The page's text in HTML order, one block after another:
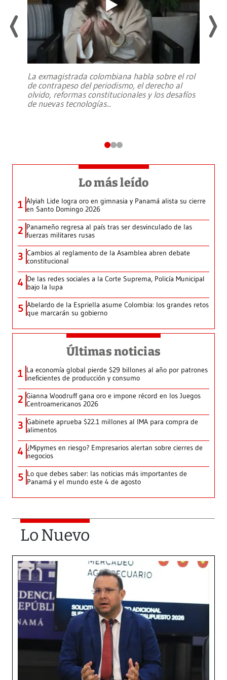
La exmagistrada colombiana habla sobre el rol
de contrapeso del periodismo, el derecho al
olvido, reformas constitucionales y los desafíos
de nuevas tecnologías...
Lo más leído
1 Alyiah Lide logra oro en gimnasia y Panamá alista su cierre
en Santo Domingo 2026
2 Panameño regresa al país tras ser desvinculado de las
fuerzas militares rusas
3 Cambios al reglamento de la Asamblea abren debate
constitucional
4 De las redes sociales a la Corte Suprema, Policía Municipal
bajo la lupa
5 Abelardo de la Espriella asume Colombia: los grandes retos
que marcarán su gobierno
Últimas noticias
1 La economía global pierde $29 billones al año por patrones
ineficientes de producción y consumo
2 Gianna Woodruff gana oro e impone récord en los Juegos
Centroamericanos 2026
3 Gabinete aprueba $22.1 millones al IMA para compra de
alimentos
4 ¿Mipymes en riesgo? Empresarios alertan sobre cierres de
negocios
5 Lo que debes saber: las noticias más importantes de
Panamá y el mundo este 4 de agosto
Lo Nuevo